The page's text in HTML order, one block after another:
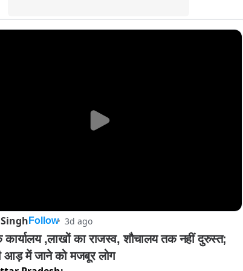
Follow 3d ago
,लाखों का राजस्व, शौचालय तक नहीं दुरुस्त;
आड़ में जाने को मजबूर लोग